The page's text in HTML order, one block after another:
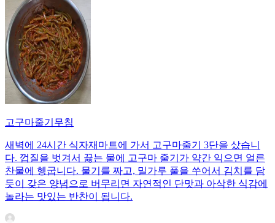
고구마줄기무침
새벽에 24시간 식자재마트에 가서 고구마줄기 3단을 샀습니
다. 껍질을 벗겨서 끓는 물에 고구마 줄기가 약간 익으면 얼른
찬물에 헹굽니다. 물기를 짜고, 밀가루 풀을 쑤어서 김치를 담
듯이 갖은 양념으로 버무리면 자연적인 단맛과 아삭한 식감에
놀라는 맛있는 반찬이 됩니다.